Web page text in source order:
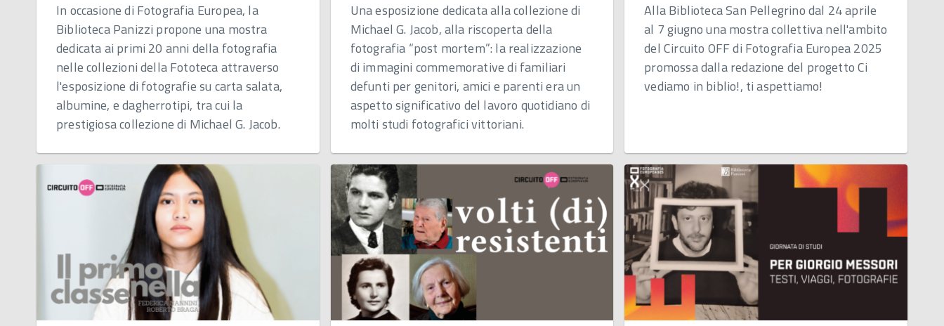
In occasione di Fotografia Europea, la
Biblioteca Panizzi propone una mostra
dedicata ai primi 20 anni della fotografia
nelle collezioni della Fototeca attraverso
l'esposizione di fotografie su carta salata,
albumine, e dagherrotipi, tra cui la
prestigiosa collezione di Michael G. Jacob.
Una esposizione dedicata alla collezione di
Michael G. Jacob, alla riscoperta della
fotografia “post mortem”: la realizzazione
di immagini commemorative di familiari
defunti per genitori, amici e parenti era un
aspetto significativo del lavoro quotidiano di
molti studi fotografici vittoriani.
Alla Biblioteca San Pellegrino dal 24 aprile
al 7 giugno una mostra collettiva nell'ambito
del Circuito OFF di Fotografia Europea 2025
promossa dalla redazione del progetto Ci
vediamo in biblio!, ti aspettiamo!